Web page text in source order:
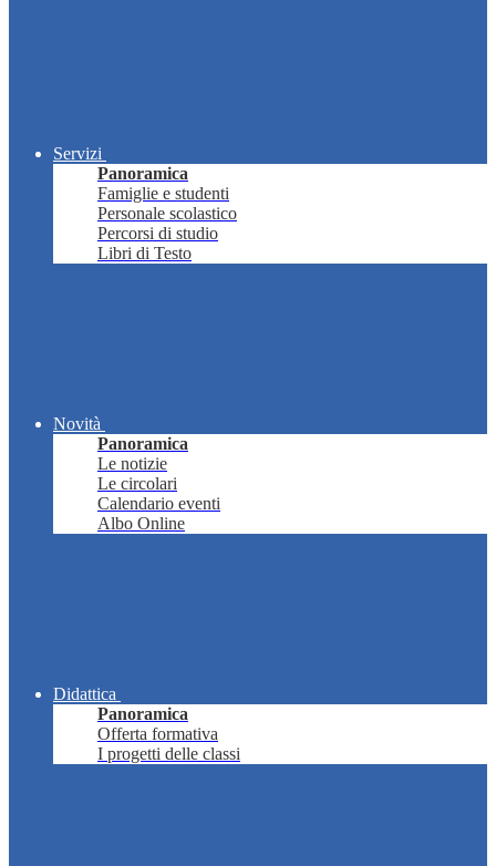
Servizi
Panoramica
Famiglie e studenti
Personale scolastico
Percorsi di studio
Libri di Testo
Novità
Panoramica
Le notizie
Le circolari
Calendario eventi
Albo Online
Didattica
Panoramica
Offerta formativa
I progetti delle classi